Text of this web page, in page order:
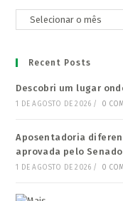
Arquivo
Recent Posts
Descobri um lugar
1 DE AGOSTO DE 2026 / 0
Aposentadoria
aprovada pelo Senado
1 DE AGOSTO DE 2026 / 0